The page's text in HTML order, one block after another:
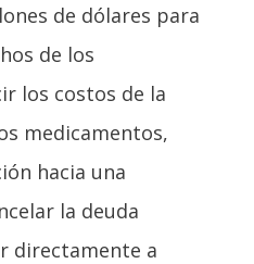
de dólares para
de los
los costos de la
medicamentos,
hacia una
la deuda
directamente a